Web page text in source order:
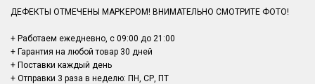
ДЕФЕКТЫ ОТМЕЧЕНЫ МАРКЕРОМ! ВНИМАТЕЛЬНО СМОТРИТЕ ФОТО!
+ Работаем ежедневно, с 09:00 до 21:00
+ Гарантия на любой товар 30 дней
+ Поставки каждый день
+ Отправки 3 раза в неделю: ПН, СР, ПТ